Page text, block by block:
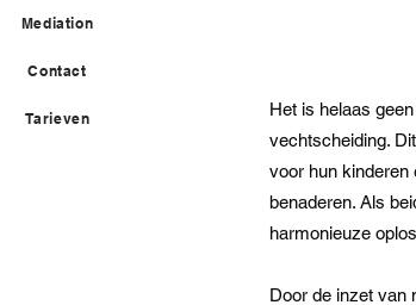
Mediation
Contact
Tarieven
Het is helaas
vechtscheiding.
voor hun kinderen
benaderen. Als
harmonieuze
Door de inzet van